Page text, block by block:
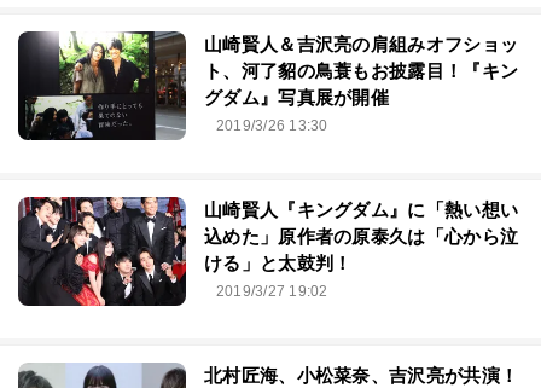
山崎賢人＆吉沢亮の肩組みオフショッ
ト、河了貂の鳥蓑もお披露目！『キン
グダム』写真展が開催
2019/3/26 13:30
山崎賢人『キングダム』に「熱い想い
込めた」原作者の原泰久は「心から泣
ける」と太鼓判！
2019/3/27 19:02
北村匠海、小松菜奈、吉沢亮が共演！